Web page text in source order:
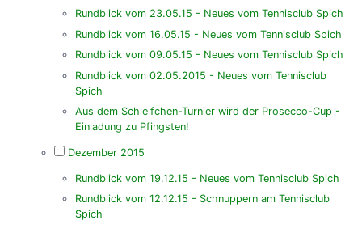
Rundblick vom 23.05.15 - Neues vom Tennisclub Spich
Rundblick vom 16.05.15 - Neues vom Tennisclub Spich
Rundblick vom 09.05.15 - Neues vom Tennisclub Spich
Rundblick vom 02.05.2015 - Neues vom Tennisclub
Spich
Aus dem Schleifchen-Turnier wird der Prosecco-Cup -
Einladung zu Pfingsten!
Dezember 2015
Rundblick vom 19.12.15 - Neues vom Tennisclub Spich
Rundblick vom 12.12.15 - Schnuppern am Tennisclub
Spich